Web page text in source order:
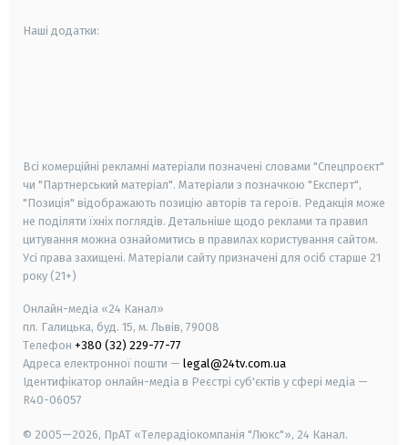
Наші додатки:
Всі комерційні рекламні матеріали позначені словами "Спецпроєкт"
чи "Партнерський матеріал". Матеріали з позначкою "Експерт",
"Позиція" відображають позицію авторів та героїв. Редакція може
не поділяти їхніх поглядів. Детальніше щодо реклами та правил
цитування можна ознайомитись в правилах користування сайтом.
Усі права захищені. Матеріали сайту призначені для осіб старше 21
року (21+)
Онлайн-медіа «24 Канал»
пл. Галицька, буд. 15, м. Львів, 79008
Телефон +380 (32) 229-77-77
Адреса електронної пошти — legal@24tv.com.ua
Ідентифікатор онлайн-медіа в Реєстрі суб'єктів у сфері медіа —
R40-06057
© 2005—2026, ПрАТ «Телерадіокомпанія "Люкс"», 24 Канал.